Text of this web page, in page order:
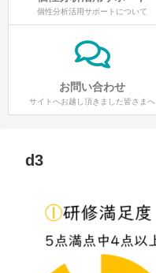
個性分析活用サポートについて
お問い合わせ
サイトへお越し頂きました皆さまへ
d3